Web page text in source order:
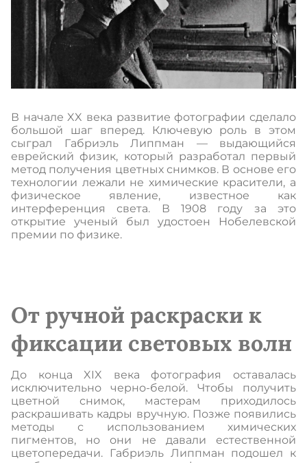
В начале XX века развитие фотографии сделало
большой шаг вперед. Ключевую роль в этом
сыграл Габриэль Липпман — выдающийся
еврейский физик, который разработал первый
метод получения цветных снимков. В основе его
технологии лежали не химические красители, а
физическое явление, известное как
интерференция света. В 1908 году за это
открытие ученый был удостоен Нобелевской
премии по физике.
От ручной раскраски к
фиксации световых волн
До конца XIX века фотография оставалась
исключительно черно-белой. Чтобы получить
цветной снимок, мастерам приходилось
раскрашивать кадры вручную. Позже появились
методы с использованием химических
пигментов, но они не давали естественной
цветопередачи. Габриэль Липпман подошел к